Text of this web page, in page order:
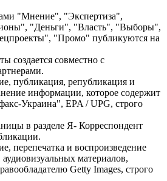
"Мнение", "Экспертиза",
"Деньги", "Власть", "Выборы",
"Промо" публикуются на
создается совместно с
публикация, републикация и
информации, которое содержит
Украина", EPA / UPG, строго
в разделе Я- Корреспондент
перепечатка и воспроизведение
материалов,
Getty Images, строго